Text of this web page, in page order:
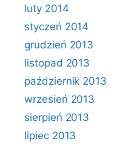
luty 2014
styczeń 2014
grudzień 2013
listopad 2013
październik 2013
wrzesień 2013
sierpień 2013
lipiec 2013